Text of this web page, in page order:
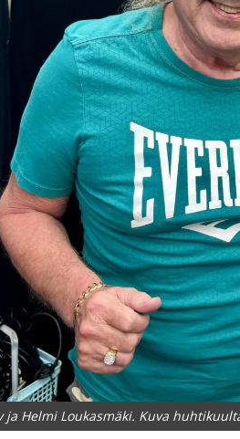
ja Helmi Loukasmäki. Kuva